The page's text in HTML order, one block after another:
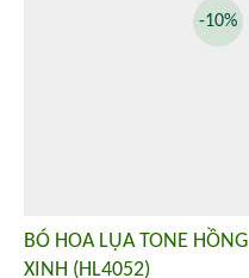
BÓ HOA LỤA TONE HỒNG
XINH (HL4052)
-10%